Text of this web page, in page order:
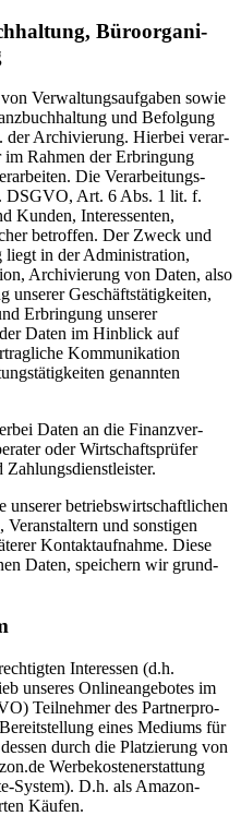
Büroor­ga­ni­
Verwal­tungs­auf­gaben sowie
und Befolgung
der Archi­vierung. Hierbei verar­
Rahmen der Erbringung
Die Verar­bei­tungs­
DSGVO, Art. 6 Abs. 1 lit. f.
Kunden, Inter­es­senten,
betroffen. Der Zweck und
liegt in der Adminis­tration,
Archi­vierung von Daten, also
unserer Geschäfts­tä­tig­keiten,
Erbringung unserer
Daten im Hinblick auf
Kommu­ni­kation
genannten
Daten an die Finanz­ver­
oder Wirtschafts­prüfer
unserer betriebs­wirt­schaft­lichen
und sonstigen
Kontakt­auf­nahme. Diese
Daten, speichern wir grund­
Inter­essen (d.h.
unseres Online­an­ge­botes im
Teilnehmer des Partner­pro­
eines Mediums für
durch die Platzierung von
Werbe­kos­ten­er­stattung
System). D.h. als Amazon-
Käufen.